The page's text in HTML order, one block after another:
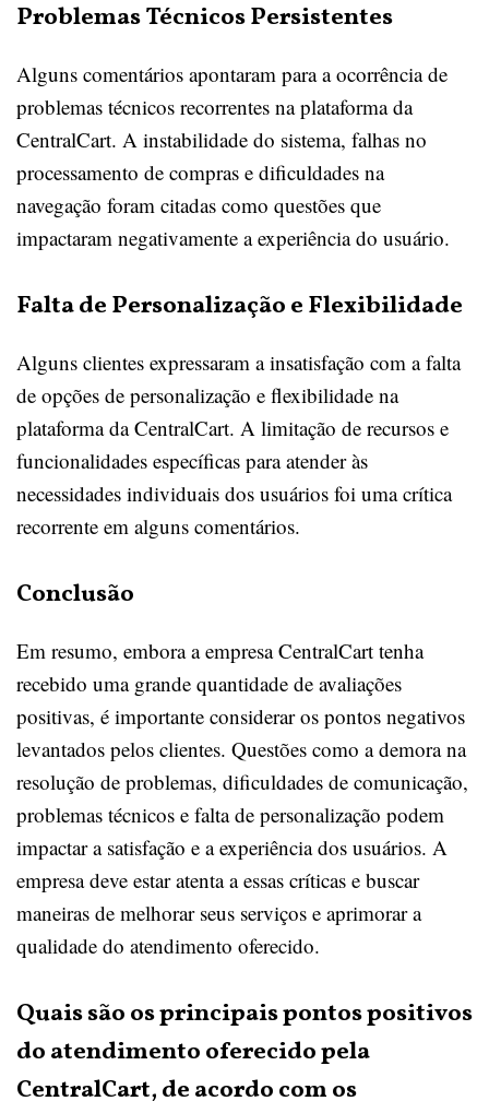
Problemas Técnicos Persistentes
Alguns comentários apontaram para a ocorrência de
problemas técnicos recorrentes na plataforma da
CentralCart. A instabilidade do sistema, falhas no
processamento de compras e dificuldades na
navegação foram citadas como questões que
impactaram negativamente a experiência do usuário.
Falta de Personalização e Flexibilidade
Alguns clientes expressaram a insatisfação com a falta
de opções de personalização e flexibilidade na
plataforma da CentralCart. A limitação de recursos e
funcionalidades específicas para atender às
necessidades individuais dos usuários foi uma crítica
recorrente em alguns comentários.
Conclusão
Em resumo, embora a empresa CentralCart tenha
recebido uma grande quantidade de avaliações
positivas, é importante considerar os pontos negativos
levantados pelos clientes. Questões como a demora na
resolução de problemas, dificuldades de comunicação,
problemas técnicos e falta de personalização podem
impactar a satisfação e a experiência dos usuários. A
empresa deve estar atenta a essas críticas e buscar
maneiras de melhorar seus serviços e aprimorar a
qualidade do atendimento oferecido.
Quais são os principais pontos positivos
do atendimento oferecido pela
CentralCart, de acordo com os